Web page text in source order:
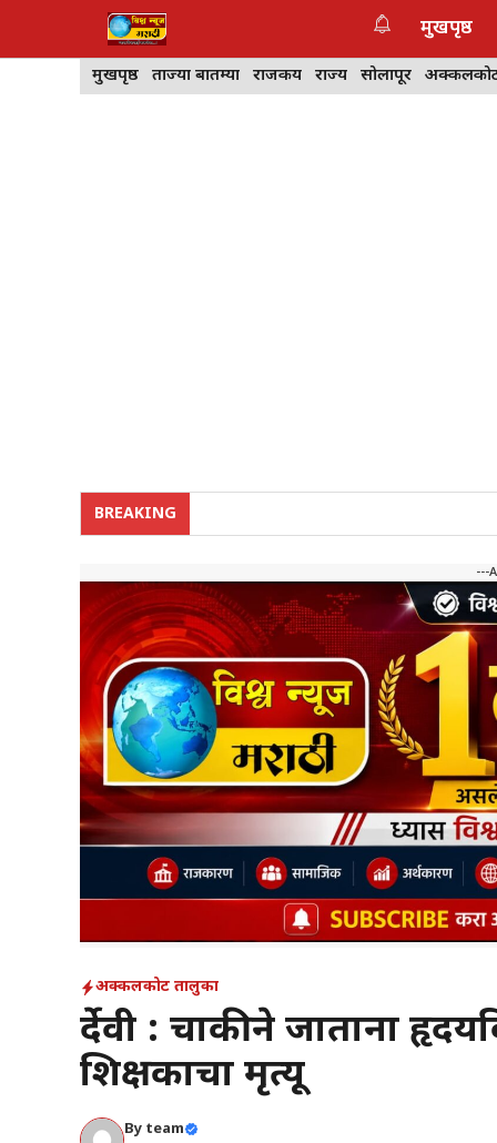
मुखपृष्ठ
मुखपृष्ठ ताज्या बातम्या राजकीय राज्य सोलापूर
BREAKING
---
अक्कलकोट तालुका
दुर्देवी : दुचाकीने जाताना
शिक्षकाचा मृत्यू
By team